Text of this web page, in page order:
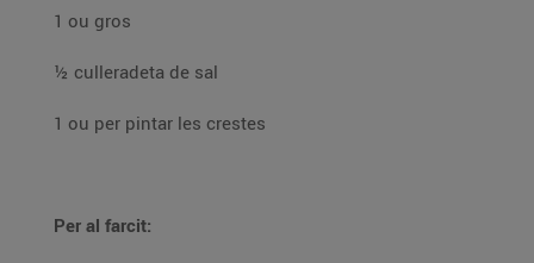
1 ou gros
½ culleradeta de sal
1 ou per pintar les crestes
Per al farcit: